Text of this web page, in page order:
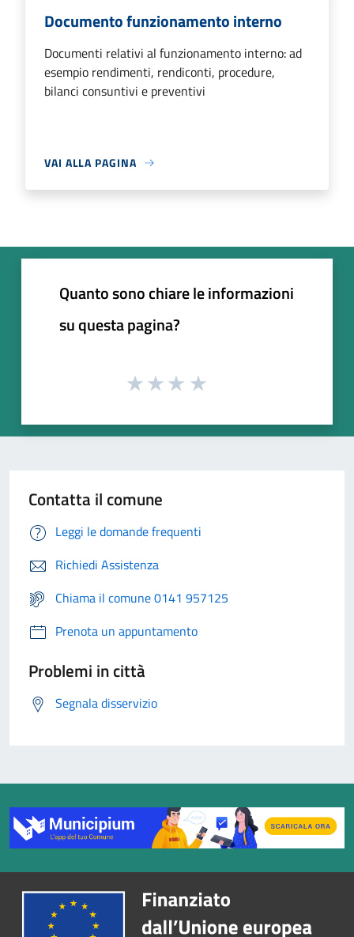
Documento funzionamento interno
Documenti relativi al funzionamento interno: ad
esempio rendimenti, rendiconti, procedure,
bilanci consuntivi e preventivi
VAI ALLA PAGINA
Quanto sono chiare le informazioni
su questa pagina?
Contatta il comune
Leggi le domande frequenti
Richiedi Assistenza
Chiama il comune 0141 957125
Prenota un appuntamento
Problemi in città
Segnala disservizio